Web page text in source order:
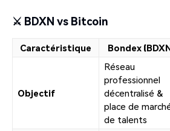
⚔️ BDXN vs Bitcoin
Caractéristique Bondex
Objectif
Réseau
professionnel
décentralisé &
place de
de talents